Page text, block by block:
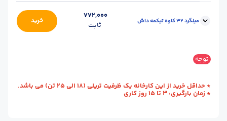
طول (m) :
12 وزن شاخه (kg) :
44.5
سایز : 28
محل
تحویل :
کارخانه - بستان آباد
(آذربایجان شرقی)
طول (m) :
میلگرد 32 کاوه تیکمه داش
772,000
ثابت
خرید
سایز :
آنالیز : A3 استاندارد :
طول (m) :
12
توجه
* حداقل خرید از این کارخانه یک ظرفیت تریلی (18 الی 25 تن) می باشد.
* زمان بارگیری: 3 تا 15 روز کاری